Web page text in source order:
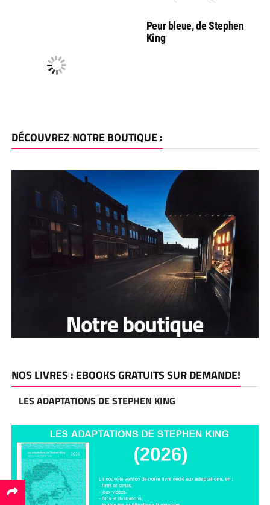
Peur bleue, de Stephen
King
DÉCOUVREZ NOTRE BOUTIQUE :
NOS LIVRES : EBOOKS GRATUITS SUR DEMANDE!
LES ADAPTATIONS DE STEPHEN KING